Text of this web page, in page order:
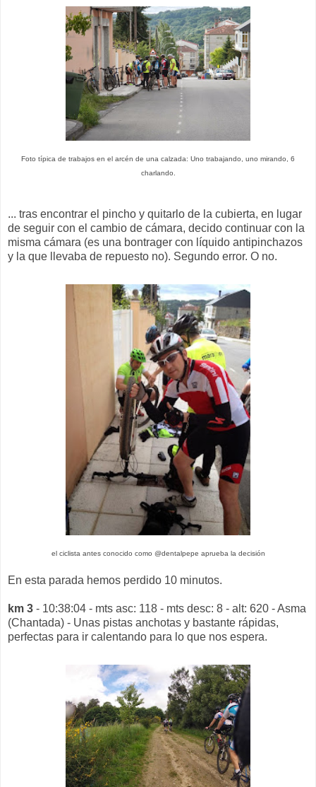
Foto típica de trabajos en el arcén de una calzada: Uno trabajando, uno mirando, 6
charlando.
... tras encontrar el pincho y quitarlo de la cubierta, en lugar
de seguir con el cambio de cámara, decido continuar con la
misma cámara (es una bontrager con líquido antipinchazos
y la que llevaba de repuesto no). Segundo error. O no.
el ciclista antes conocido como @dentalpepe aprueba la decisión
En esta parada hemos perdido 10 minutos.
km 3 - 10:38:04 - mts asc: 118 - mts desc: 8 - alt: 620 - Asma
(Chantada) - Unas pistas anchotas y bastante rápidas,
perfectas para ir calentando para lo que nos espera.